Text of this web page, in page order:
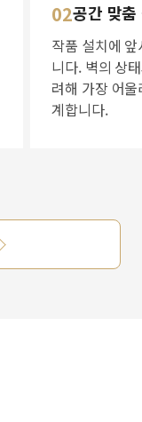
02공간 맞
작품 설치에
니다. 벽의 상
려해 가장 어
계합니다.